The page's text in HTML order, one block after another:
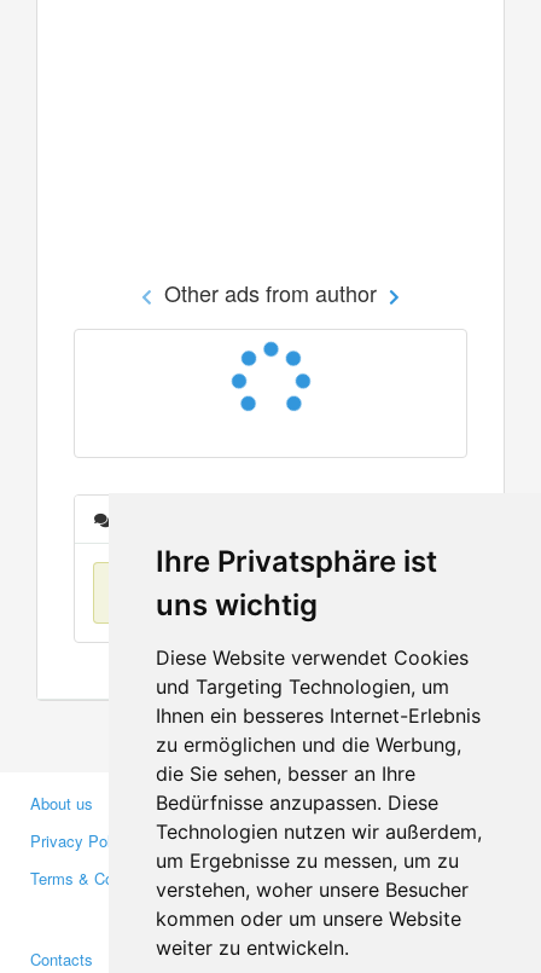
Ihre Privatsphäre ist
uns wichtig
Diese Website verwendet Cookies
und Targeting Technologien, um
Ihnen ein besseres Internet-Erlebnis
zu ermöglichen und die Werbung,
die Sie sehen, besser an Ihre
Bedürfnisse anzupassen. Diese
Technologien nutzen wir außerdem,
um Ergebnisse zu messen, um zu
verstehen, woher unsere Besucher
kommen oder um unsere Website
weiter zu entwickeln.
Other ads from author
No items found
About us
Privacy Policy
Terms & Conditions
Business Partners
Investors
Media
Contacts
Facebook